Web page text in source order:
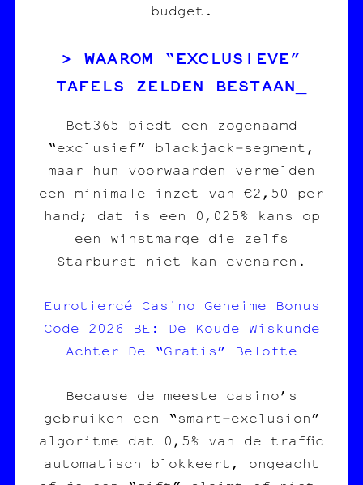
budget.
WAAROM “EXCLUSIEVE”
TAFELS ZELDEN BESTAAN
Bet365 biedt een zogenaamd
“exclusief” blackjack‑segment,
maar hun voorwaarden vermelden
een minimale inzet van €2,50 per
hand; dat is een 0,025% kans op
een winstmarge die zelfs
Starburst niet kan evenaren.
Eurotiercé Casino Geheime Bonus
Code 2026 BE: De Koude Wiskunde
Achter De “Gratis” Belofte
Because de meeste casino’s
gebruiken een “smart‑exclusion”
algoritme dat 0,5% van de traffic
automatisch blokkeert, ongeacht